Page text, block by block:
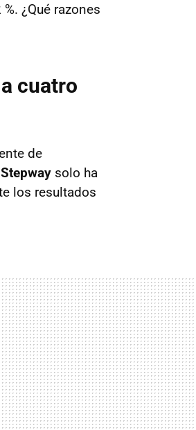
¿Qué razones
cuatro
de
solo ha
los resultados